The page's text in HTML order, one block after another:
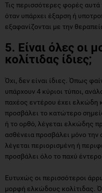
Τις περισσότερες φορές
όταν υπάρχει έξαρση ή
εξαφανίζονται με την
5. Είναι όλες οι
κολίτιδας ίδιες;
Όχι, δεν είναι ίδιες. Όπως
υπάρχουν 4 κύριοι τύποι,
παχέος εντέρου έχει ελκώδη
προσβάλει το κατώτερο
ή το ορθό, λέγεται ελκώδης
ασθένεια προσβάλει μόνο
λέγεται περιορισμένη ή
προσβάλει όλο το παχύ έντερο
Ευτυχώς οι περισσότεροι
μορφή ελκώδους κολίτιδας.